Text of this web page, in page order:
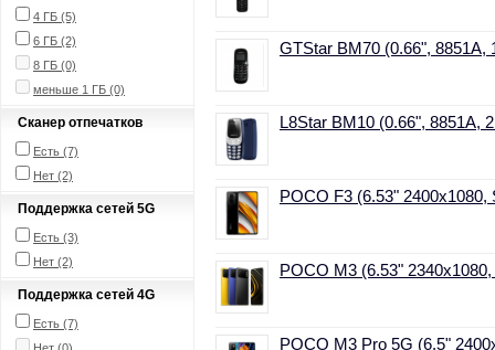
4 ГБ (5)
6 ГБ (2)
8 ГБ (0)
меньше 1 ГБ (0)
Сканер отпечатков
Есть (7)
Нет (2)
Поддержка сетей 5G
Есть (3)
Нет (2)
Поддержка сетей 4G
Есть (7)
GTStar BM70 (0.66", 8851A,
L8Star BM10 (0.66", 8851A,
POCO F3 (6.53"
POCO M3 (6.53"
POCO M3 Pro 5G (6.5"